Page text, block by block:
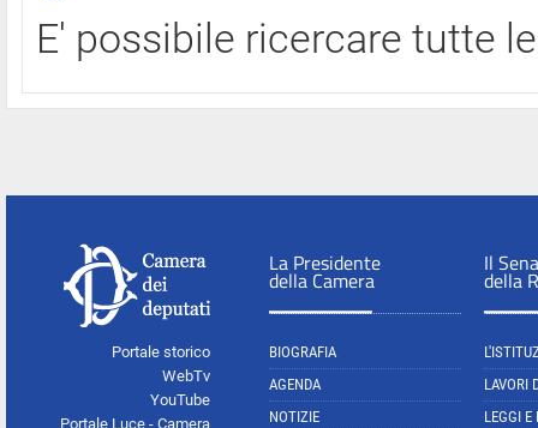
E' possibile ricercare tutte
Portale storico
WebTv
YouTube
Portale Luce - Camera
La Presidente
della Camera
BIOGRAFIA
AGENDA
NOTIZIE
Il
della
LAVORI
LEGGI E